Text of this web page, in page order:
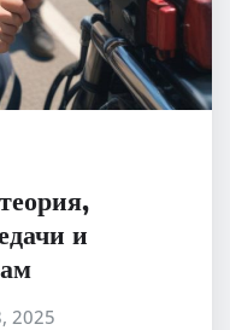
и
2025